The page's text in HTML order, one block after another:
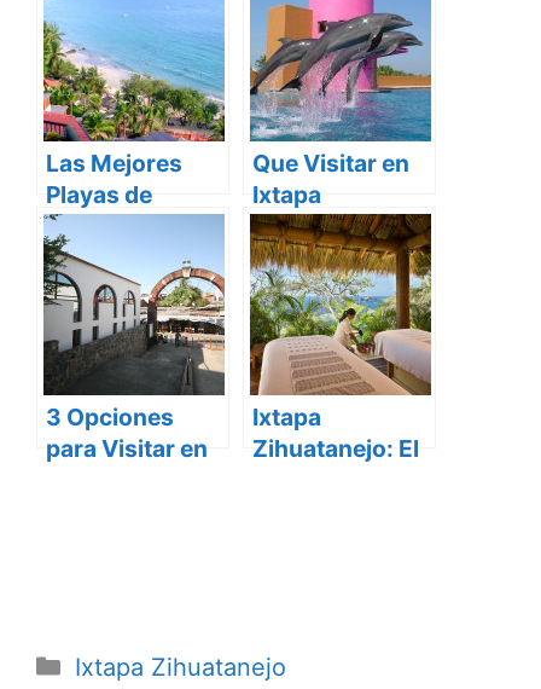
Las Mejores
Playas de
Zihuatanejo
Que Visitar en
Ixtapa
Zihuatanejo
3 Opciones
para Visitar en
Ixtapa
Zihuatanejo: El
Categorías
Ixtapa Zihuatanejo